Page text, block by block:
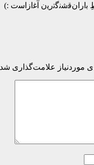
ب‍‌اران‌ق‍‌ش‍‌ن‍‌گ‍‌ت‍‌ری‍‌ن آغ‍‌ازاس‍‌ت :)️
موردنیاز علامت‌گذاری